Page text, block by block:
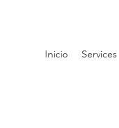
Inicio Services